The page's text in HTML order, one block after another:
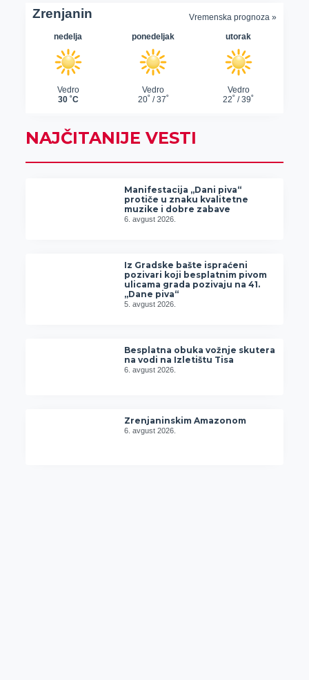
NAJČITANIJE VESTI
Manifestacija „Dani piva“
protiče u znaku kvalitetne
muzike i dobre zabave
6. avgust 2026.
Iz Gradske bašte ispraćeni
pozivari koji besplatnim pivom
ulicama grada pozivaju na 41.
„Dane piva“
5. avgust 2026.
Besplatna obuka vožnje skutera
na vodi na Izletištu Tisa
6. avgust 2026.
Zrenjaninskim Amazonom
6. avgust 2026.